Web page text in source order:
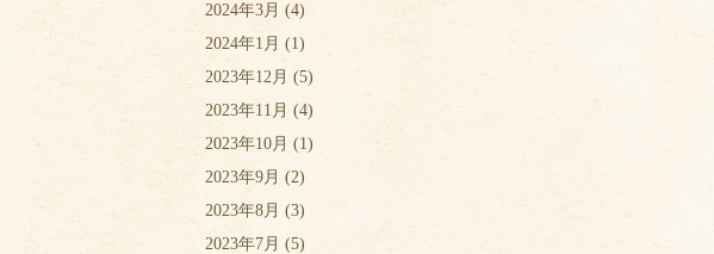
2024年3月 (4)
2024年1月 (1)
2023年12月 (5)
2023年11月 (4)
2023年10月 (1)
2023年9月 (2)
2023年8月 (3)
2023年7月 (5)